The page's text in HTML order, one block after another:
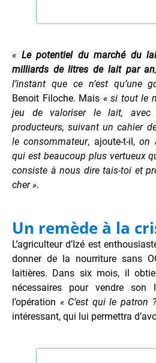
« Le potentiel du marché du
milliards de litres de lait par an
l’instant que ce n’est qu’une
Benoit Filoche. Mais « si tout le
jeu de valoriser le lait,
producteurs, suivant un cahier
le consommateur, ajoute-t-il,on
qui est beaucoup plus vertueux
consiste à nous dire tais-toi et
cher ».
Un remède à la
L’agriculteur d’Izé est
donner de la nourriture sans
laitières. Dans six mois, il
nécessaires pour vendre
l’opération « C’est qui le patron
intéressant, qui lui permettra